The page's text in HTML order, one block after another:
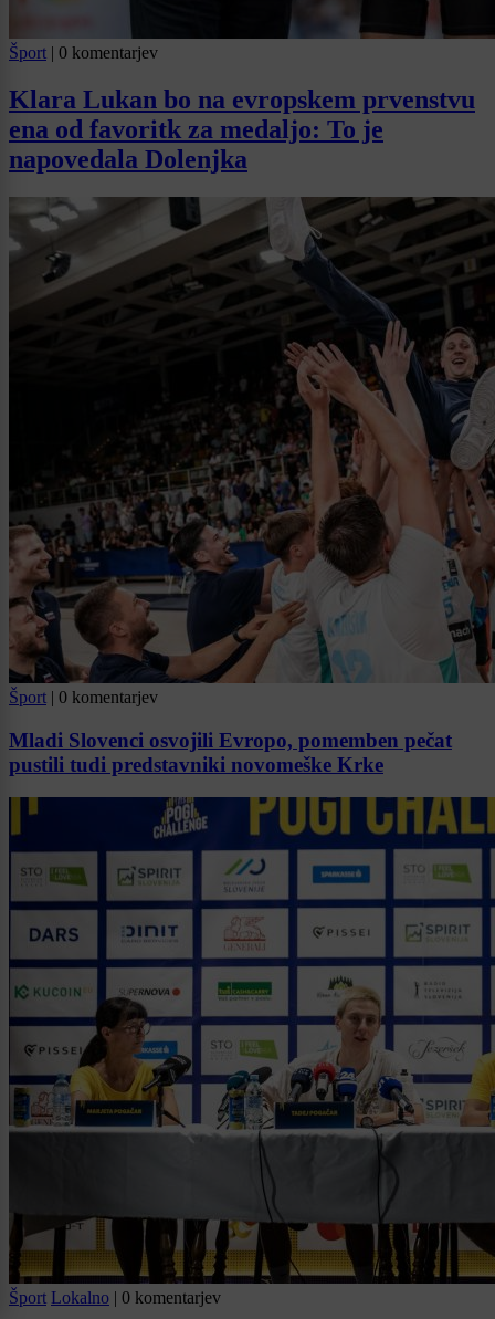
Šport | 0 komentarjev
Klara Lukan bo na evropskem prvenstvu
ena od favoritk za medaljo: To je
napovedala Dolenjka
Šport | 0 komentarjev
Mladi Slovenci osvojili Evropo, pomemben pečat
pustili tudi predstavniki novomeške Krke
Šport Lokalno | 0 komentarjev